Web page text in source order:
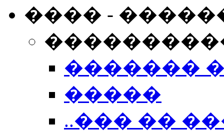
���� -
�������
�����
..��� ��